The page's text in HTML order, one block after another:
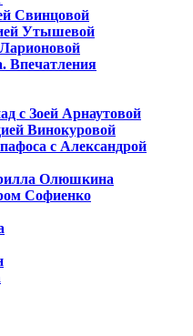
Свинцовой
Утышевой
Впечатления
с Зоей Арнаутовой
Винокуровой
с Александрой
Олюшкина
Софиенко